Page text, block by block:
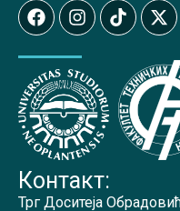
Контакт:
Трг Доситеја